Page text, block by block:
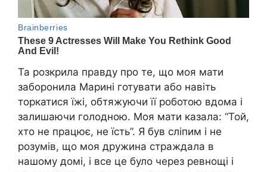
Та розкрила правду про те, що моя мати
заборонила Марині готувати або навіть
торкатися їжі, обтяжуючи її роботою вдома і
залишаючи голодною. Моя мати казала: “Той,
хто не працює, не їсть”. Я був сліпим і не
розумів, що моя дружина страждала в
нашому домі, і все це було через ревнощі і